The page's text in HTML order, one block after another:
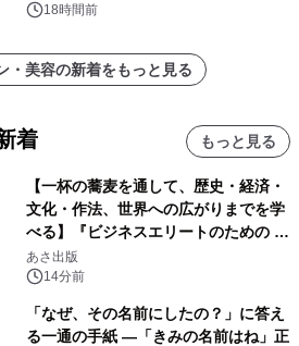
18時間前
・美容の新着をもっと見る
着 もっと見る
【一杯の蕎麦を通して、歴史・経済・
文化・作法、世界への広がりまでを学
べる】『ビジネスエリートのための 教
養としての蕎麦』2026年8月25日
（火）発売
あさ出版
14分前
「なぜ、その名前にしたの？」に答え
る一通の手紙 ―「きみの名前はね」正